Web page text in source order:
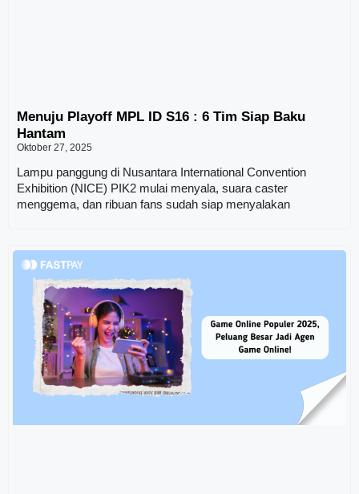
Menuju Playoff MPL ID S16 : 6 Tim Siap Baku
Hantam
Oktober 27, 2025
Lampu panggung di Nusantara International Convention
Exhibition (NICE) PIK2 mulai menyala, suara caster
menggema, dan ribuan fans sudah siap menyalakan